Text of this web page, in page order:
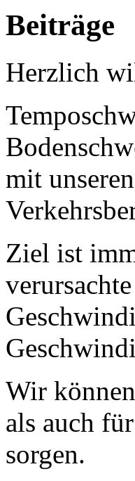
Beiträge
Herzlich
mit
Ziel ist
Wir
als auch
sorgen.